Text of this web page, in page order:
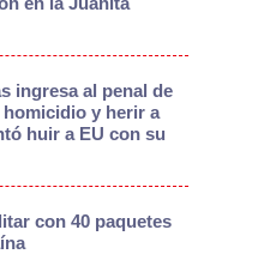
ingresa al penal de
y herir a
huir a EU con su
con 40 paquetes